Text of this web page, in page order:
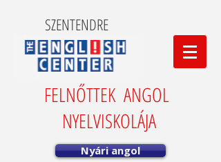
SZENTENDRE
FELNŐTTEK ANGOL
NYELVISKOLÁJA
Nyári angol